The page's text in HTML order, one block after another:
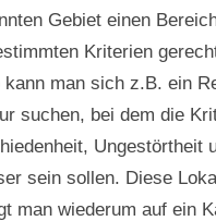
Gebiet einen
Kriterien
man sich z.B. ein
suchen, bei dem die
Ungestörtheit
sein sollen. Diese
man wiederum auf ein